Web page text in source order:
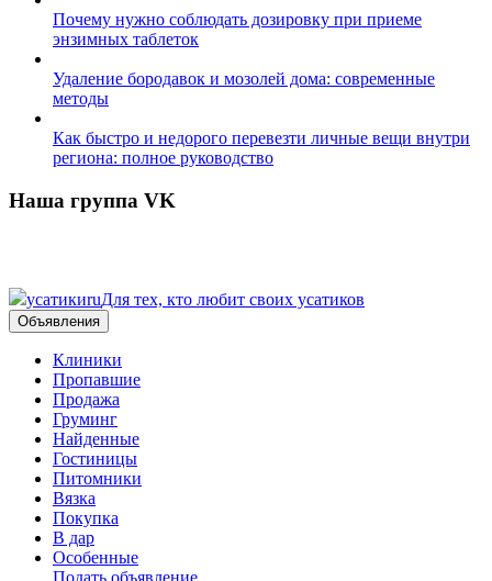
Почему нужно соблюдать дозировку при приеме
энзимных таблеток
Удаление бородавок и мозолей дома: современные
методы
Как быстро и недорого перевезти личные вещи внутри
региона: полное руководство
Наша группа VK
усатикиruДля тех, кто любит своих усатиков
Объявления
Клиники
Пропавшие
Продажа
Груминг
Найденные
Гостиницы
Питомники
Вязка
Покупка
В дар
Особенные